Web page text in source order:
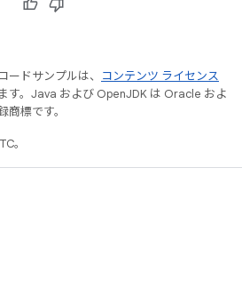
ードサンプルは、
コンテンツ ライセンス
す。Java および OpenJDK は Oracle およ
標です。
。